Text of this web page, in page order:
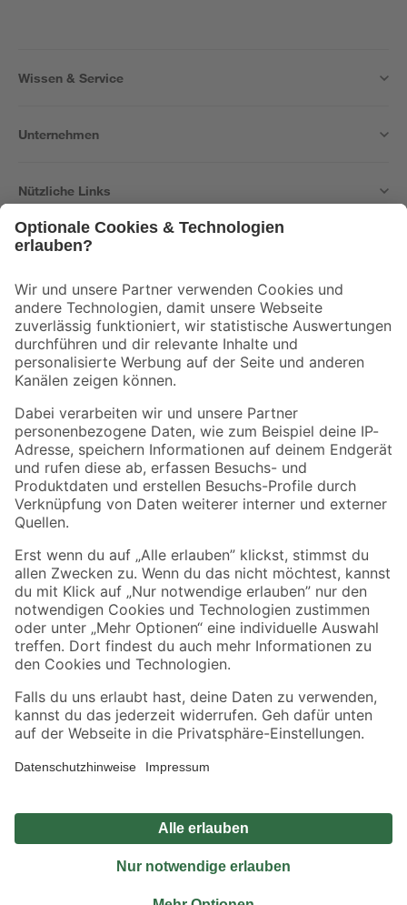
Wissen & Service
Unternehmen
Nützliche Links
Der toom Newsletter: Keine Angebote und Aktionen mehr verpassen!
Zur Newsletter Anmeldung
Folge uns
Zahlungsarten Versandarten
Sicher einkaufen
Jetzt die toom-App herunterladen
Alle Preisangaben in EUR inkl. gesetzl. MwSt.. Die dargestellten Angebote sind unter
Umständen nicht in allen Märkten verfügbar. Die angegebenen Verfügbarkeiten beziehen
Produkte nur solange der Vorrat reicht.
*Paketversand ab 59 € versandkostenfrei, gilt nicht für Artikel mit Speditionsversand, hier
Privatsphäre Impressum
Nutzungsbedingungen
Widerrufsrecht
Vertrag widerrufen